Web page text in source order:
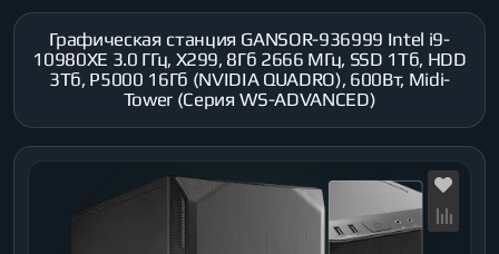
Графическая станция GANSOR-936999 Intel i9-
10980XE 3.0 ГГц, X299, 8Гб 2666 МГц, SSD 1Тб, HDD
3Тб, P5000 16Гб (NVIDIA QUADRO), 600Вт, Midi-
Tower (Серия WS-ADVANCED)